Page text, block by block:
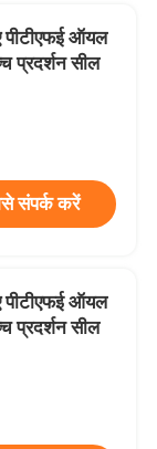
पीटीएफई ऑयल
प्रदर्शन सील
संपर्क करें
पीटीएफई ऑयल
प्रदर्शन सील